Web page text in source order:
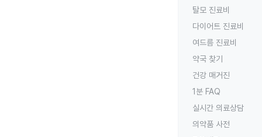
탈모 진료비
다이어트 진료비
여드름 진료비
약국 찾기
건강 매거진
1분 FAQ
실시간 의료상담
의약품 사전